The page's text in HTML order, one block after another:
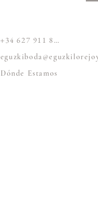
+34 627 911 824
Dónde Estamos